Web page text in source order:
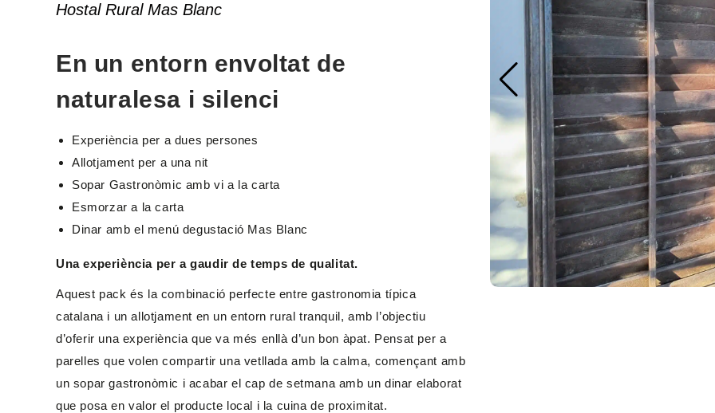
Hostal Rural Mas Blanc
En un entorn envoltat de
naturalesa i silenci
Experiència per a dues persones
Allotjament per a una nit
Sopar Gastronòmic amb vi a la carta
Esmorzar a la carta
Dinar amb el menú degustació Mas Blanc
Una experiència per a gaudir de temps de qualitat.
Aquest pack és la combinació perfecte entre gastronomia típica
catalana i un allotjament en un entorn rural tranquil, amb l’objectiu
d’oferir una experiència que va més enllà d’un bon àpat. Pensat per a
parelles que volen compartir una vetllada amb la calma, començant amb
un sopar gastronòmic i acabar el cap de setmana amb un dinar elaborat
que posa en valor el producte local i la cuina de proximitat.